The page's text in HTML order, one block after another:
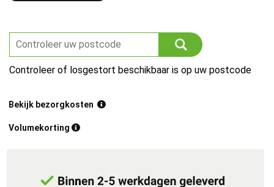
Controleer of losgestort beschikbaar is op uw postcode
Bekijk bezorgkosten
Volumekorting